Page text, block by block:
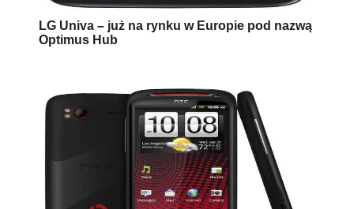
LG Univa – już na rynku w Europie pod nazwą
Optimus Hub